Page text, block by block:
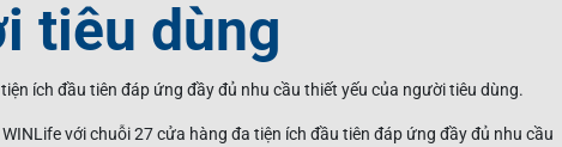
tiêu dùng
ích đầu tiên đáp ứng đầy đủ nhu cầu thiết yếu của người tiêu dùng.
với chuỗi 27 cửa hàng đa tiện ích đầu tiên đáp ứng đầy đủ nhu cầu